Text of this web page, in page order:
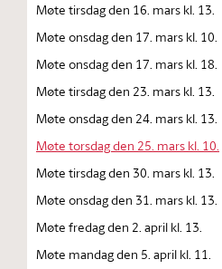
Møte tirsdag den 16. mars kl. 13.
Møte onsdag den 17. mars kl. 10.
Møte onsdag den 17. mars kl. 18.
Møte tirsdag den 23. mars kl. 13.
Møte onsdag den 24. mars kl. 13.
Møte torsdag den 25. mars kl. 10.
Møte tirsdag den 30. mars kl. 13.
Møte onsdag den 31. mars kl. 13.
Møte fredag den 2. april kl. 13.
Møte mandag den 5. april kl. 11.